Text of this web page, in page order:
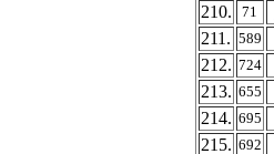
210.
71
211. 589
212. 724
213. 655
214. 695
215. 692